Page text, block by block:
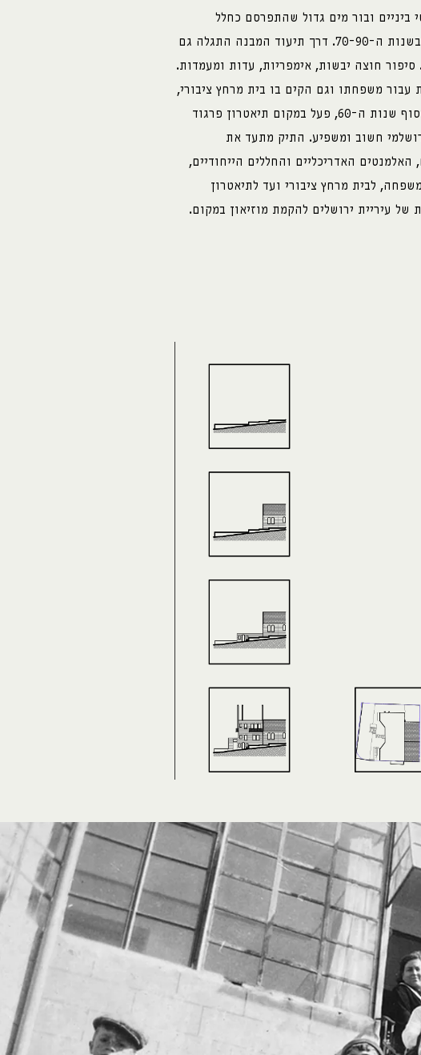
ביניים ובור מים גדול שהתפרסם כחלל
ההופעות של הפרגוד בתקופת תהילתו בשנות ה-70-90. דרך תיעוד המבנה התגלה גם
חוצה יבשות, אימפריות, עדות ומעמדות.
משפחתו וגם הקים בו בית מרחץ ציבורי,
שפעל במשך כמה עשורים. לאחר מכן, מסוף שנות ה-60, פעל במקום תיאטרון פרגוד
חשוב ומשפיע. התיק מתעד את
האדריכליים והחללים הייחודיים,
לבית מרחץ ציבורי ועד לתיאטרון
של עיריית ירושלים להקמת מוזיאון במקום.